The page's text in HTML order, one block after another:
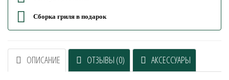
Сборка гриля в подарок
ОПИСАНИЕ ОТЗЫВЫ (0) АКСЕССУАРЫ